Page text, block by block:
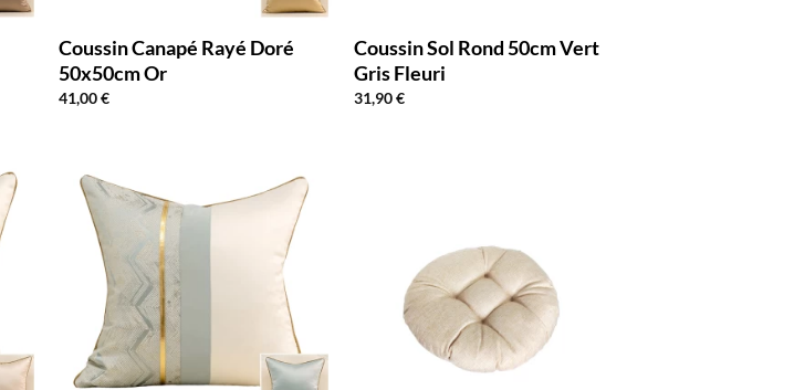
Coussin Canapé Rayé Doré
50x50cm Or
41,00€
Coussin Sol Rond 50cm Vert
Gris Fleuri
31,90€